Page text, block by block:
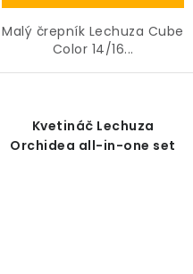
Malý črepník Lechuza Cube
Color 14/16...
Kvetináč Lechuza
Orchidea all-in-one set